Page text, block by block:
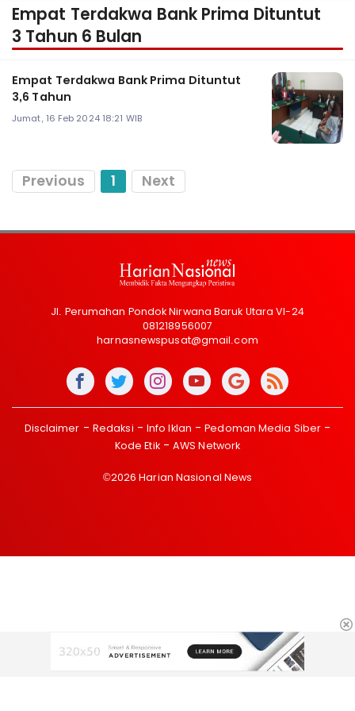
Empat Terdakwa Bank Prima Dituntut
3 Tahun 6 Bulan
Empat Terdakwa Bank Prima Dituntut
3,6 Tahun
Jumat, 16 Feb 2024 18:21 WIB
Previous 1 Next
Jl. Perumahan Pondok Nirwana Baruk Utara VI-24
081218956007
harnasnewspusat@gmail.com
Disclaimer Redaksi Info Iklan
Pedoman Media Siber
Kode Etik
AWS Network
©2026 Harian Nasional News